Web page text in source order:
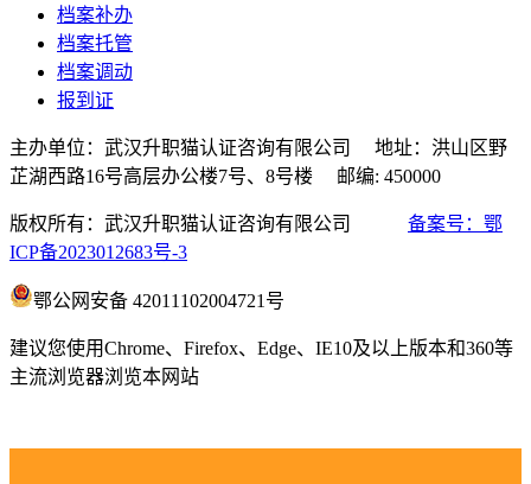
档案补办
档案托管
档案调动
报到证
主办单位：武汉升职猫认证咨询有限公司 地址：洪山区野
芷湖西路16号高层办公楼7号、8号楼 邮编: 450000
版权所有：武汉升职猫认证咨询有限公司 备案号：鄂
ICP备2023012683号-3
鄂公网安备 42011102004721号
建议您使用Chrome、Firefox、Edge、IE10及以上版本和360等
主流浏览器浏览本网站